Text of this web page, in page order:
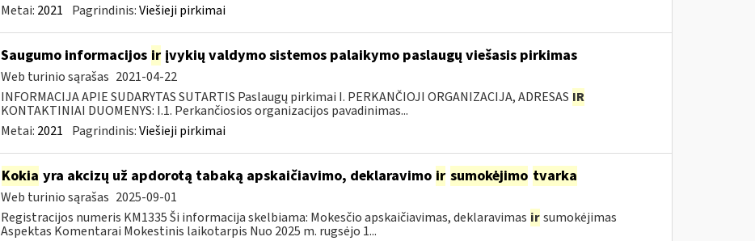
Metai: 2021 Pagrindinis:Viešieji pirkimai
Saugumo informacijos irįvykių valdymo sistemos palaikymo paslaugų viešasis pirkimas
Web turinio sąrašas 2021-04-22
INFORMACIJA APIE SUDARYTAS SUTARTIS Paslaugų pirkimai I. PERKANČIOJI ORGANIZACIJA, ADRESAS IR
KONTAKTINIAI DUOMENYS: I.1. Perkančiosios organizacijos pavadinimas...
Metai: 2021 Pagrindinis:Viešieji pirkimai
Kokia yra akcizų už apdorotą tabaką apskaičiavimo, deklaravimo ir sumokėjimo tvarka
Web turinio sąrašas 2025-09-01
Registracijos numeris KM1335 Ši informacija skelbiama: Mokesčio apskaičiavimas, deklaravimas ir sumokėjimas
Aspektas Komentarai Mokestinis laikotarpis Nuo 2025 m. rugsėjo 1...